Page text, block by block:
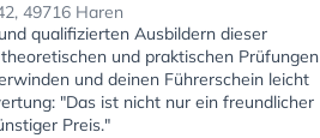
49716 Haren
qualifizierten Ausbildern dieser
und praktischen Prüfungen
und deinen Führerschein leicht
"Das ist nicht nur ein freundlicher
Preis."